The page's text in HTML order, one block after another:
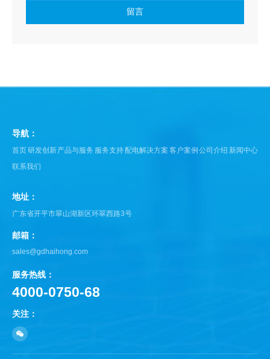
留言
导航：
首页研发创新产品与服务 服务支持 配电解决方案 客户案例公司介绍 新闻中心
联系我们
地址：
广东省开平市翠山湖新区环翠西路3号
邮箱：
sales@gdhaihong.com
服务热线：
4000-0750-68
关注：